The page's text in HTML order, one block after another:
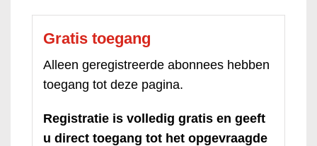
Gratis toegang
Alleen geregistreerde abonnees hebben
toegang tot deze pagina.
Registratie is volledig gratis en geeft
u direct toegang tot het opgevraagde